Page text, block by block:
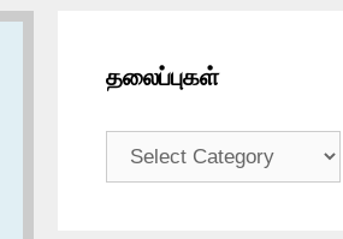
தலைப்புகள்
தலைப்புகள்